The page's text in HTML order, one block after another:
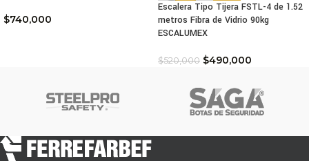
$740,000
Escalera Tipo Tijera FSTL-4 de 1.52
metros Fibra de Vidrio 90kg
ESCALUMEX
$520,000 $490,000